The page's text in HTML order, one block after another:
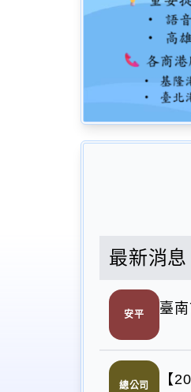
最新消息
安平 臺
總公司 【